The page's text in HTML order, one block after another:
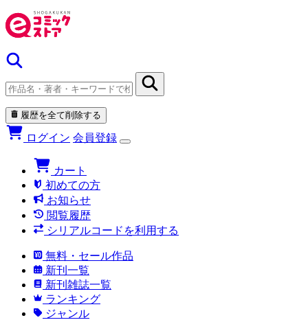
履歴を全て削除する
ログイン 会員登録
カート
初めての方
お知らせ
閲覧履歴
シリアルコードを利用する
無料・セール作品
新刊一覧
新刊雑誌一覧
ランキング
ジャンル